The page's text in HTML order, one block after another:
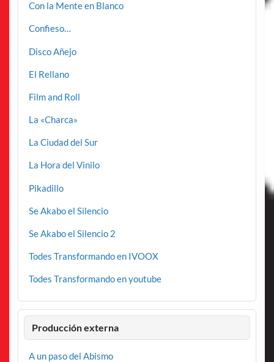
Con la Mente en Blanco
Confieso…
Disco Añejo
El Rellano
Film and Roll
La «Charca»
La Ciudad del Sur
La Hora del Vinilo
Pikadillo
Se Akabo el Silencio
Se Akabo el Silencio 2
Todes Transformando en IVOOX
Todes Transformando en youtube
Producción externa
A un paso del Abismo